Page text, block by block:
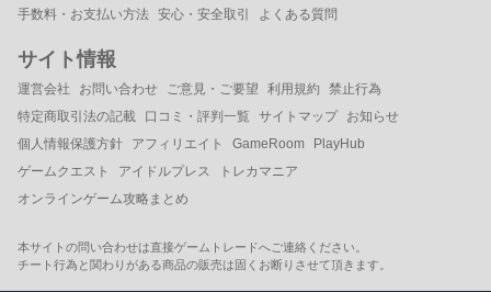
手数料・お支払い方法 安心・安全取引 よくある質問
サイト情報
運営会社 お問い合わせ ご意見・ご要望 利用規約
禁止行為
特定商取引法の記載
口コミ・評判一覧 サイトマップ
お知らせ
個人情報保護方針
アフィリエイト GameRoom
PlayHub
ゲームクエスト
アイドルプレス
トレカマニア
オンラインゲーム攻略まとめ
本サイトの問い合わせは直接ゲームトレードへご連絡ください。
チート行為と関わりがある商品の販売は固くお断りさせて頂きます。